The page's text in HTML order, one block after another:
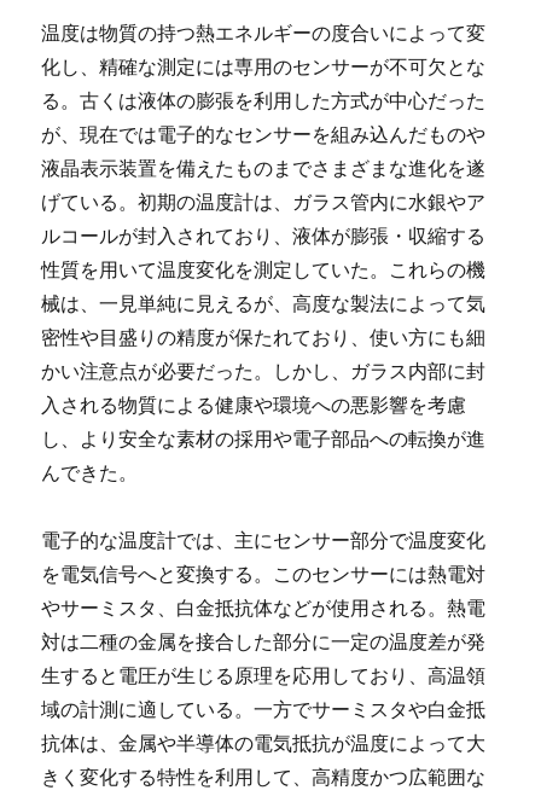
温度は物質の持つ熱エネルギーの度合いによって変
化し、精確な測定には専用のセンサーが不可欠とな
る。古くは液体の膨張を利用した方式が中心だった
が、現在では電子的なセンサーを組み込んだものや
液晶表示装置を備えたものまでさまざまな進化を遂
げている。初期の温度計は、ガラス管内に水銀やア
ルコールが封入されており、液体が膨張・収縮する
性質を用いて温度変化を測定していた。これらの機
械は、一見単純に見えるが、高度な製法によって気
密性や目盛りの精度が保たれており、使い方にも細
かい注意点が必要だった。しかし、ガラス内部に封
入される物質による健康や環境への悪影響を考慮
し、より安全な素材の採用や電子部品への転換が進
んできた。
電子的な温度計では、主にセンサー部分で温度変化
を電気信号へと変換する。このセンサーには熱電対
やサーミスタ、白金抵抗体などが使用される。熱電
対は二種の金属を接合した部分に一定の温度差が発
生すると電圧が生じる原理を応用しており、高温領
域の計測に適している。一方でサーミスタや白金抵
抗体は、金属や半導体の電気抵抗が温度によって大
きく変化する特性を利用して、高精度かつ広範囲な